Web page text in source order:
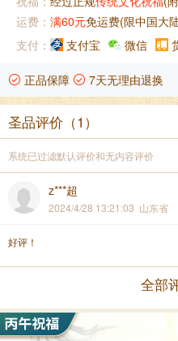
运费： 满60元免运费(限中国大
支付：
支付宝 微信
正品保障 7天无理由退换
圣品评价（1）
系统已过滤默认评价和无内容评价
z***超
2024/4/28 13:21:03 山东省
好评！
全部